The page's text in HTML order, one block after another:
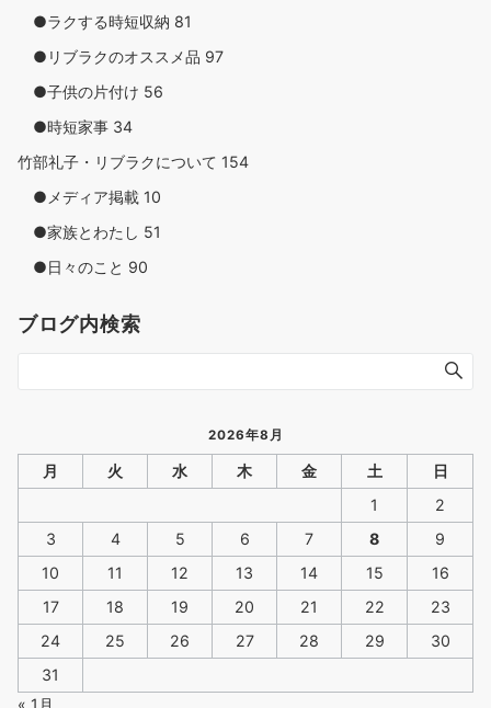
●ラクする時短収納 81
●リブラクのオススメ品 97
●子供の片付け 56
●時短家事 34
竹部礼子・リブラクについて 154
●メディア掲載 10
●家族とわたし 51
●日々のこと 90
ブログ内検索
2026年8月
月 火 水 木 金 土
日
1
2
3
4 5 6 7 8
9
10
11 12 13 14 15
16
17
18 19 20 21 22
23
24
25 26 27 28 29
30
31